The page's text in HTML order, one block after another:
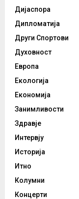
Дијаспора
Дипломатија
Други Спортови
Духовност
Европа
Екологија
Економија
Занимливости
Здравје
Интервју
Историја
Итно
Колумни
Концерти